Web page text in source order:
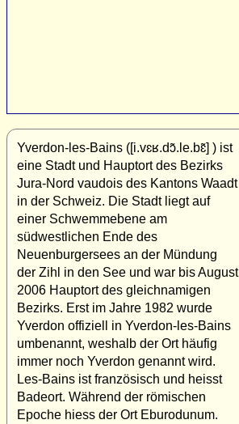
Yverdon-les-Bains ([i.vɛʁ.dɔ̃.le.bɛ̃] ) ist
eine Stadt und Hauptort des Bezirks
Jura-Nord vaudois des Kantons Waadt
in der Schweiz. Die Stadt liegt auf
einer Schwemmebene am
südwestlichen Ende des
Neuenburgersees an der Mündung
der Zihl in den See und war bis August
2006 Hauptort des gleichnamigen
Bezirks. Erst im Jahre 1982 wurde
Yverdon offiziell in Yverdon-les-Bains
umbenannt, weshalb der Ort häufig
immer noch Yverdon genannt wird.
Les-Bains ist französisch und heisst
Badeort. Während der römischen
Epoche hiess der Ort Eburodunum.